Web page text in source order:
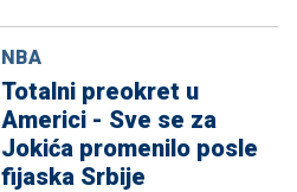
NBA
Totalni preokret u
Americi - Sve se za
Jokića promenilo posle
fijaska Srbije